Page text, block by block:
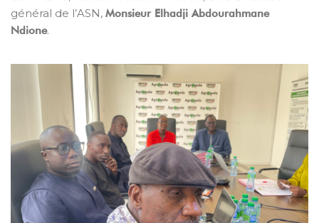
général de l’ASN, Monsieur Elhadji Abdourahmane
Ndione.